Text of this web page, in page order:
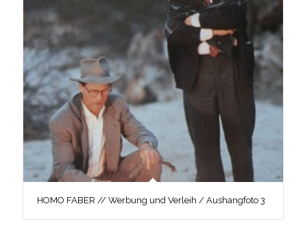
HOMO FABER // Werbung und Verleih / Aushangfoto 3